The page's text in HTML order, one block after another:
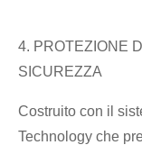
4. PROTEZIONE
SICUREZZA
Costruito con il
Technology che